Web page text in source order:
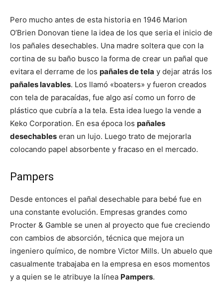
Pero mucho antes de esta historia en 1946 Marion
O’Brien Donovan tiene la idea de los que seria el inicio de
los pañales desechables. Una madre soltera que con la
cortina de su baño busco la forma de crear un pañal que
evitara el derrame de los pañales de tela y dejar atrás los
pañales lavables. Los llamó «boaters» y fueron creados
con tela de paracaídas, fue algo así como un forro de
plástico que cubría a la tela. Esta idea luego la vende a
Keko Corporation. En esa época los pañales
desechables eran un lujo. Luego trato de mejorarla
colocando papel absorbente y fracaso en el mercado.
Pampers
Desde entonces el pañal desechable para bebé fue en
una constante evolución. Empresas grandes como
Procter & Gamble se unen al proyecto que fue creciendo
con cambios de absorción, técnica que mejora un
ingeniero químico, de nombre Victor Mills. Un abuelo que
casualmente trabajaba en la empresa en esos momentos
y a quien se le atribuye la línea Pampers.